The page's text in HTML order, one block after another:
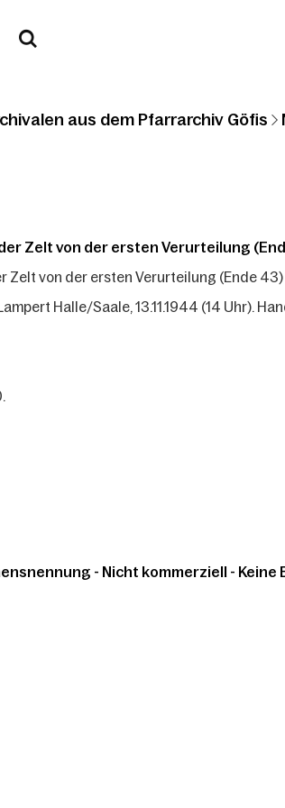
aus dem Pfarrarchiv Göfis
Zelt von der ersten Verurteilung
Zelt von der ersten Verurteilung (Ende 43)
Halle/Saale, 13.11.1944 (14 Uhr).
- Nicht kommerziell -